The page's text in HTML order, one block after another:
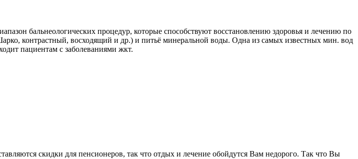
бальнеологических процедур, которые способствуют восстановлению здоровья и лечению по
контрастный, восходящий и др.) и питьё минеральной воды. Одна из самых известных мин. вод
пациентам с заболеваниями жкт.
скидки для пенсионеров, так что отдых и лечение обойдутся Вам недорого. Так что Вы